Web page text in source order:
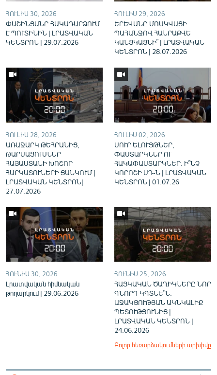
Русский
«Ազատության» բոլոր կայքերը
ՀՈՒԼԻՍ 30, 2026
ՓԱՇԻՆՅԱՆԸ ՀԱԿԱԴԱՐՁՈՒՄ
Է ՊՈՒՏԻՆԻՆ | ԼՐԱՏՎԱԿԱՆ
ԿԵՆՏՐՈՆ | 29.07.2026
ՀՈՒԼԻՍ 29, 2026
ԵՐԵՎԱՆԸ ՄՈՍԿՎԱՅԻ
ՊԱՀԱՆՋՈՎ ՀԱՆՐԱՔՎԵ
ԿԱՆՑԿԱՑՆԻ՞ | ԼՐԱՏՎԱԿԱՆ
ԿԵՆՏՐՈՆ | 28.07.2026
ՀՈՒԼԻՍ 28, 2026
ԱՌԱՋԱՐԿ ԹԵՀՐԱՆԻՑ,
ԹԱՐՄԱՑՈՒՄՆԵՐ
ՀԱՅԱՍՏԱՆԻ ԽՈՇՈՐ
ՀԱՐԿԱՏՈՒՆԵՐԻ ՑԱՆԿՈՒՄ |
ԼՐԱՏՎԱԿԱՆ ԿԵՆՏՐՈՆ|
27.07.2026
ՀՈՒԼԻՍ 02, 2026
ՍՈՒՐ ԵԼՈՒՅԹՆԵՐ,
ՓԱՍՏԱՐԿՆԵՐ ՈՒ
ՀԱԿԱՓԱՍՏԱՐԿՆԵՐ. Ի՞ՆՉ
ԿՈՐՈՇԻ ՍԴ-Ն | ԼՐԱՏՎԱԿԱՆ
ԿԵՆՏՐՈՆ | 01.07.26
ՀՈՒՆԻՍ 30, 2026
Լրատվական հիմնական
թողարկում | 29.06.2026
ՀՈՒՆԻՍ 25, 2026
ՀԱՅԿԱԿԱՆ ԾԱՂԻԿՆԵՐԸ ՆՈՐ
ԳՆՈՐԴ ԿԳՏՆԵ՞Ն.
ԱՋԱԿՑՈՒԹՅԱՆ ԱԿՆԿԱԼԻՔ
ՊԵՏՈՒԹՅՈՒՆԻՑ |
ԼՐԱՏՎԱԿԱՆ ԿԵՆՏՐՈՆ |
24.06.2026
Բոլոր հեռարձակումների արխիվը